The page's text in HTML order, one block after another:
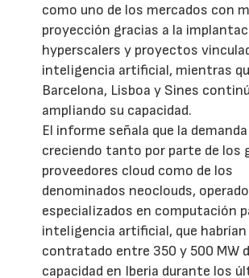
como uno de los mercados con
proyección gracias a la
hyperscalers y proyectos
inteligencia artificial, mientras
Barcelona, Lisboa y Sines
ampliando su capacidad.
El informe señala que la
creciendo tanto por parte de los
proveedores cloud como de los
denominados neoclouds,
especializados en computación
inteligencia artificial, que habrían
contratado entre 350 y 500 MW
capacidad en Iberia durante los